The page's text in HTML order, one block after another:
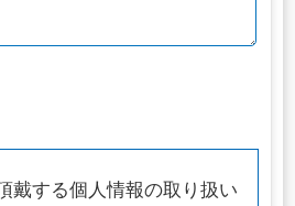
戴する個人情報の取り扱い